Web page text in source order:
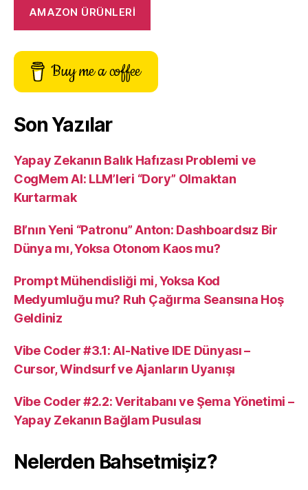
AMAZON ÜRÜNLERİ
Buy me a coffee
Son Yazılar
Yapay Zekanın Balık Hafızası Problemi ve
CogMem AI: LLM’leri “Dory” Olmaktan
Kurtarmak
BI’nın Yeni “Patronu” Anton: Dashboardsız Bir
Dünya mı, Yoksa Otonom Kaos mu?
Prompt Mühendisliği mi, Yoksa Kod
Medyumluğu mu? Ruh Çağırma Seansına Hoş
Geldiniz
Vibe Coder #3.1: AI-Native IDE Dünyası –
Cursor, Windsurf ve Ajanların Uyanışı
Vibe Coder #2.2: Veritabanı ve Şema Yönetimi –
Yapay Zekanın Bağlam Pusulası
Nelerden Bahsetmişiz?